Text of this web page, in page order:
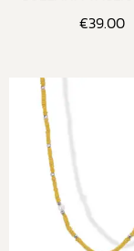
€39.00